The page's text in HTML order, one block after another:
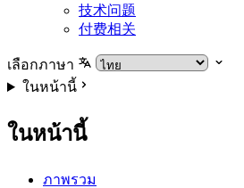
技术问题
付费相关
เลือกภาษา
ในหน้านี้
ในหน้านี้
ภาพรวม